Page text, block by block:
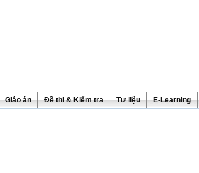
Giáo án Đề thi & Kiểm tra Tư liệu E-Learning